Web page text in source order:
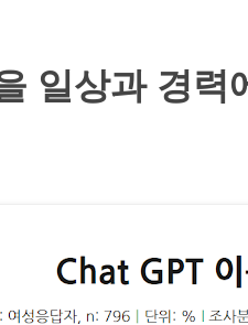
일상과 경력